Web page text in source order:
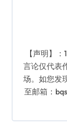
【声明】
言论仅代表
场。如您发
至邮箱：